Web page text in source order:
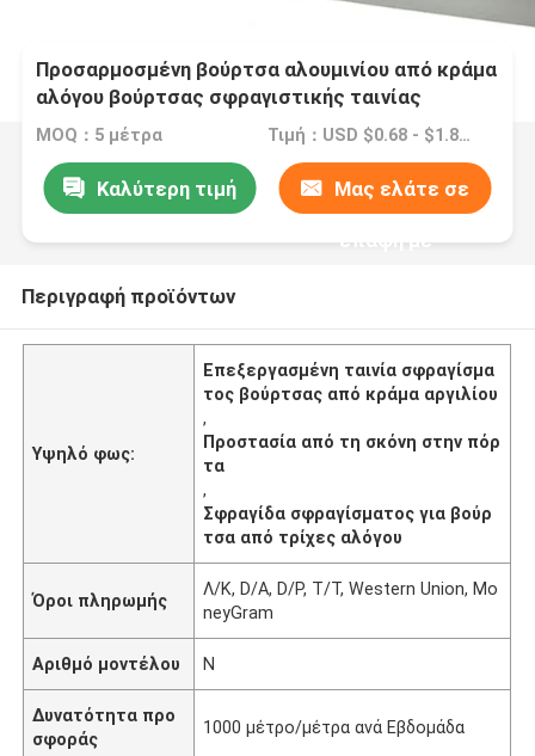
Προσαρμοσμένη βούρτσα αλουμινίου από κράμα
αλόγου βούρτσας σφραγιστικής ταινίας
βούρτσας για την πρόληψη της σκόνης πόρτας
MOQ：5 μέτρα Τιμή：USD $0.68 - $1.80 meters
Καλύτερη τιμή Μας ελάτε σε
επαφή με
Περιγραφή προϊόντων
Υψηλό φως:
Επεξεργασμένη ταινία σφραγίσμα
τος βούρτσας από κράμα αργιλίου
,
Προστασία από τη σκόνη στην πόρ
τα
,
Σφραγίδα σφραγίσματος για βούρ
τσα από τρίχες αλόγου
Όροι πληρωμής
Λ/Κ, D/A, D/P, T/T, Western Union, Mo
neyGram
Αριθμό μοντέλου N
Δυνατότητα προ
σφοράς
1000 μέτρο/μέτρα ανά Εβδομάδα